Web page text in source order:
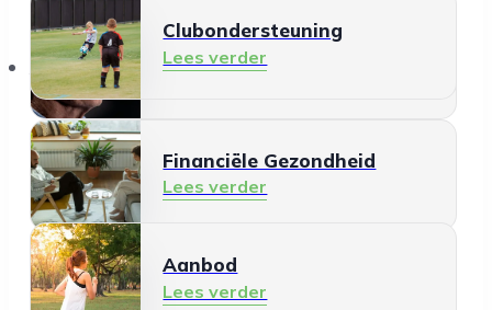
Mantelzorg
Lees verder
Financiële Gezondheid
Lees verder
Schermgebruik
Lees verder
Clubondersteuning
Lees verder
Aanbod
Aanbod
Lees verder